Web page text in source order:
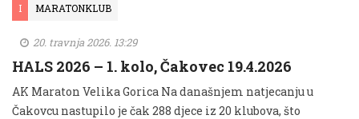
I MARATONKLUB
20. travnja 2026. 13:29
HALS 2026 – 1. kolo, Čakovec 19.4.2026
AK Maraton Velika Gorica Na današnjem natjecanju u
Čakovcu nastupilo je čak 288 djece iz 20 klubova, što